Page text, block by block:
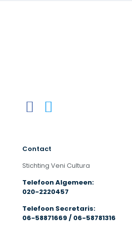
Contact
Stichting Veni Cultura
Telefoon Algemeen:
020-2220457
Telefoon Secretaris:
06-58871669 / 06-58781316